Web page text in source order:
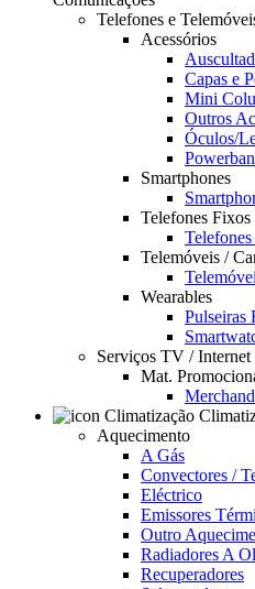
Telefones e
Acessórios
Capas e
Mini
Outros
Óculos/
Smartphones
Telefones Fixos
Telemóveis /
Wearables
Pulseiras
Serviços TV / Internet
Mat.
Aquecimento
A Gás
Convectores /
Eléctrico
Emissores
Outro
Radiadores A
Recuperadores